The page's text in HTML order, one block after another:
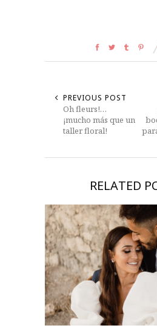
PREVIOUS POST
Oh fleurs!…
¡mucho más que un
taller floral!
RELATED